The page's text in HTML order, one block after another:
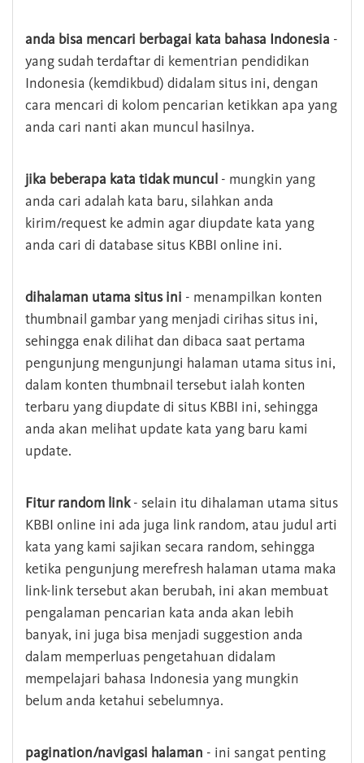
anda bisa mencari berbagai kata bahasa Indonesia -
yang sudah terdaftar di kementrian pendidikan
Indonesia (kemdikbud) didalam situs ini, dengan
cara mencari di kolom pencarian ketikkan apa yang
anda cari nanti akan muncul hasilnya.
jika beberapa kata tidak muncul - mungkin yang
anda cari adalah kata baru, silahkan anda
kirim/request ke admin agar diupdate kata yang
anda cari di database situs KBBI online ini.
dihalaman utama situs ini - menampilkan konten
thumbnail gambar yang menjadi cirihas situs ini,
sehingga enak dilihat dan dibaca saat pertama
pengunjung mengunjungi halaman utama situs ini,
dalam konten thumbnail tersebut ialah konten
terbaru yang diupdate di situs KBBI ini, sehingga
anda akan melihat update kata yang baru kami
update.
Fitur random link- selain itu dihalaman utama situs
KBBI online ini ada juga link random, atau judul arti
kata yang kami sajikan secara random, sehingga
ketika pengunjung merefresh halaman utama maka
link-link tersebut akan berubah, ini akan membuat
pengalaman pencarian kata anda akan lebih
banyak, ini juga bisa menjadi suggestion anda
dalam memperluas pengetahuan didalam
mempelajari bahasa Indonesia yang mungkin
belum anda ketahui sebelumnya.
pagination/navigasi halaman - ini sangat penting